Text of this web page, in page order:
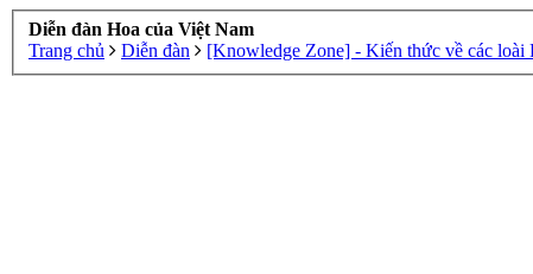
Diễn đàn Hoa của Việt Nam
Trang chủ
Diễn đàn [Knowledge Zone] - Kiến thức về các loài